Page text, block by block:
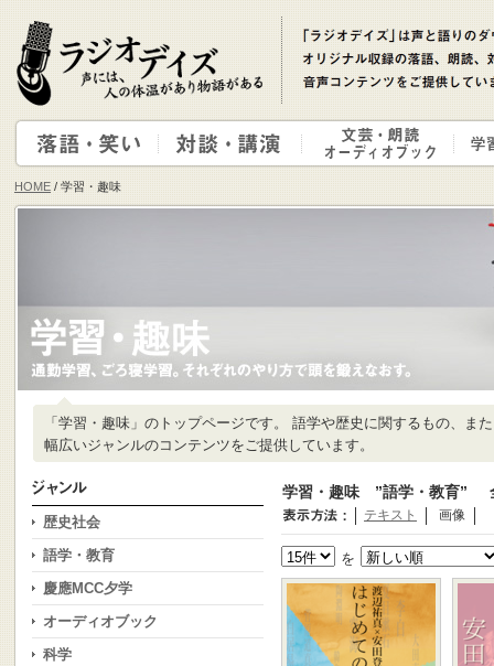
HOME / 学習・趣味
「学習・趣味」のトップページです。 語学や歴史に関するもの、ま
幅広いジャンルのコンテンツをご提供しています。
学習・趣味 ”語学・教育”
テキスト 画像
を
歴史社会
語学・教育
慶應MCC夕学
オーディオブック
科学